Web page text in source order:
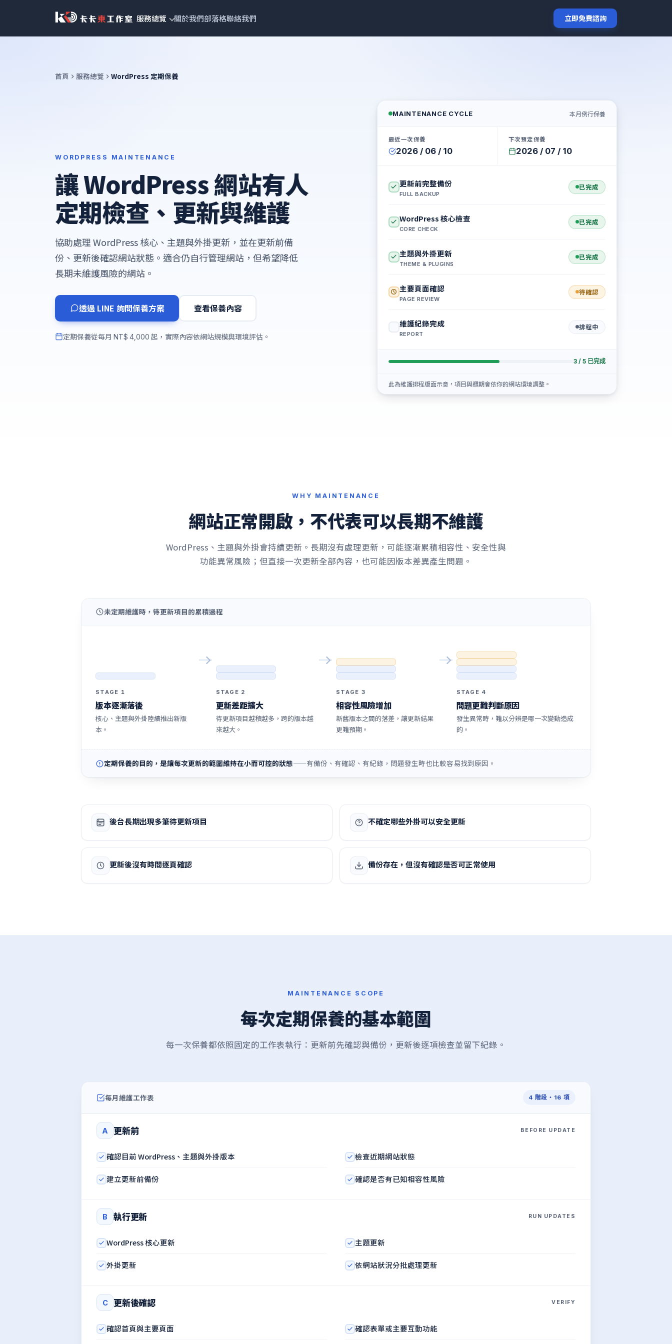
主
服務總覽 關於我們部落格聯絡我們 立即免費諮詢
首頁 服務總覽 WordPress 定期保養
WORDPRESS MAINTENANCE
讓 WordPress 網站有人
定期檢查、更新與維護
協助處理 WordPress 核心、主題與外掛更新，並在更新前備
份、更新後確認網站狀態。適合仍自行管理網站，但希望降低
長期未維護風險的網站。
透過 LINE 詢問保養方案 查看保養內容
定期保養從每月 NT$ 4,000 起，實際內容依網站規模與環境評估。
MAINTENANCE CYCLE 本月例行保養
最近一次保養
2026 / 06 / 10
下次預定保養
2026 / 07 / 10
更新前完整備份
FULL BACKUP
已完成
WordPress 核心檢查
CORE CHECK
已完成
主題與外掛更新
THEME & PLUGINS
已完成
主要頁面確認
PAGE REVIEW
待確認
維護紀錄完成
REPORT
排程中
3 / 5 已完成
此為維護排程版面示意，項目與週期會依你的網站環境調整。
WHY MAINTENANCE
網站正常開啟，不代表可以長期不維護
WordPress、主題與外掛會持續更新。長期沒有處理更新，可能逐漸累積相容性、安全性與
功能異常風險；但直接一次更新全部內容，也可能因版本差異產生問題。
未定期維護時，待更新項目的累積過程
STAGE 1
版本逐漸落後
核心、主題與外掛陸續推出新版
本。
STAGE 2
更新差距擴大
待更新項目越積越多，跨的版本越
來越大。
STAGE 3
相容性風險增加
新舊版本之間的落差，讓更新結果
更難預期。
STAGE 4
問題更難判斷原因
發生異常時，難以分辨是哪一次變動造成
的。
定期保養的目的，是讓每次更新的範圍維持在小而可控的狀態——有備份、有確認、有紀錄，問題發生時也比較容易找到原因。
後台長期出現多筆待更新項目 不確定哪些外掛可以安全更新
更新後沒有時間逐頁確認 備份存在，但沒有確認是否可正常使用
MAINTENANCE SCOPE
每次定期保養的基本範圍
每一次保養都依照固定的工作表執行：更新前先確認與備份，更新後逐項檢查並留下紀錄。
每月維護工作表 4 階段・16 項
A 更新前 BEFORE UPDATE
確認目前 WordPress、主題與外掛版本 檢查近期網站狀態
建立更新前備份 確認是否有已知相容性風險
B 執行更新 RUN UPDATES
WordPress 核心更新 主題更新
外掛更新 依網站狀況分批處理更新
C 更新後確認 VERIFY
確認首頁與主要頁面 確認表單或主要互動功能